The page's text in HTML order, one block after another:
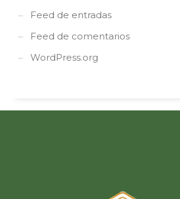
Feed de entradas
Feed de comentarios
WordPress.org